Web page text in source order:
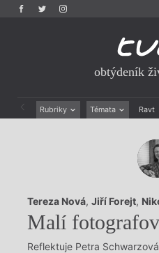
obtýdeník
Rubriky Témata Ravt
Rozhovory
Dokument
Výroční ceny
Tereza Nová, Jiří Forejt,
Malí
Reflektuje Petra